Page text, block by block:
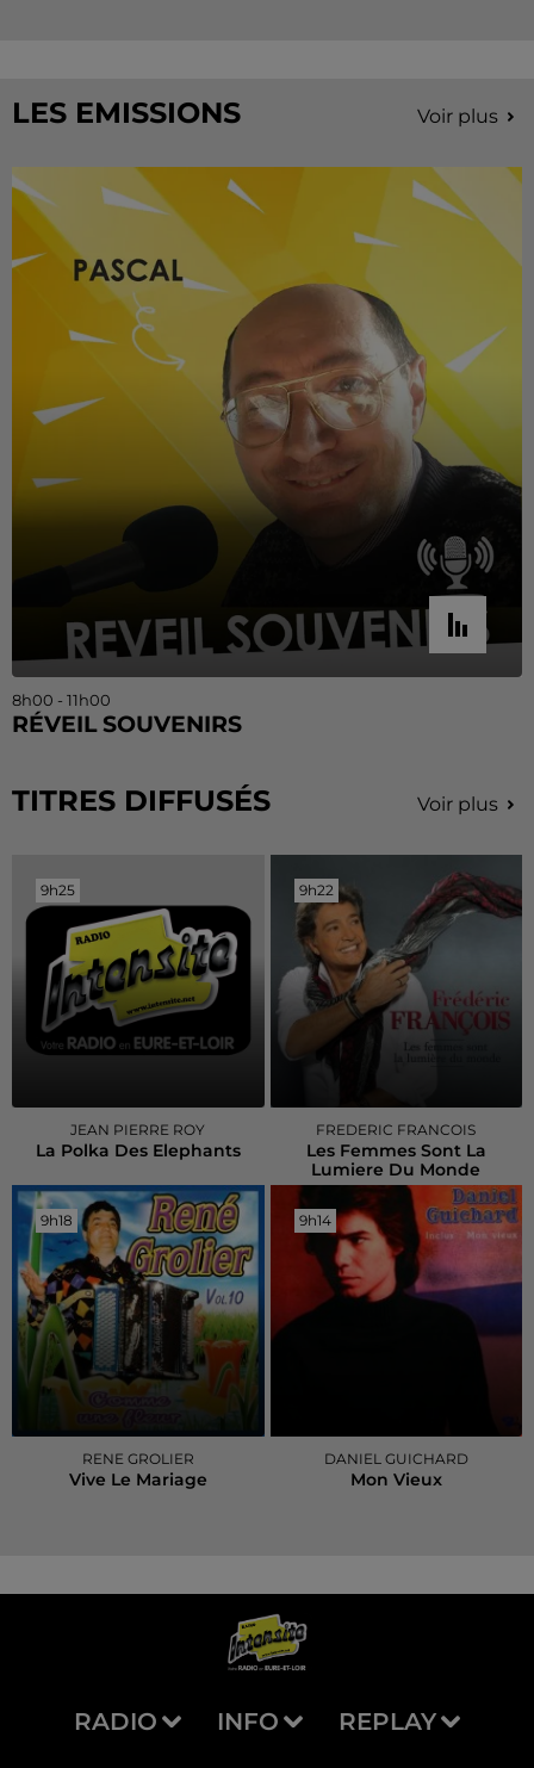
LES EMISSIONS Voir plus
8h00 - 11h00
RÉVEIL SOUVENIRS
TITRES DIFFUSÉS Voir plus
9h25
9h25
JEAN PIERRE ROY
La Polka Des Elephants
9h22
9h22
FREDERIC FRANCOIS
Les Femmes Sont La
Lumiere Du Monde
9h18
9h18
RENE GROLIER
Vive Le Mariage
9h14
9h14
DANIEL GUICHARD
Mon Vieux
RADIO INFO REPLAY